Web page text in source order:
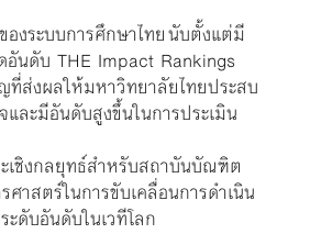
งระบบการศึกษาไทย นับตั้งแต่มี
อันดับ THE Impact Rankings
ส่งผลให้มหาวิทยาลัยไทยประสบ
และมีอันดับสูงขึ้นในการประเมิน
เชิงกลยุทธ์สำหรับสถาบันบัณฑิต
าสตร์ในการขับเคลื่อนการดำเนิน
ะดับอันดับในเวทีโลก